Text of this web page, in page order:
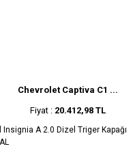
Chevrolet Captiva C1 ...
Fiyat : 20.412,98 TL